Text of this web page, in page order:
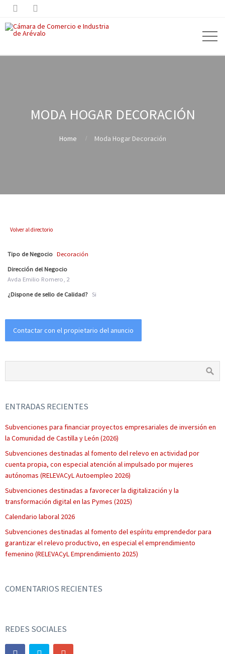
 
MODA HOGAR DECORACIÓN
Home Moda Hogar Decoración
Volver al directorio
Tipo de Negocio Decoración
Dirección del Negocio
Avda Emilio Romero, 2
¿Dispone de sello de Calidad? Si
Contactar con el propietario del anuncio
ENTRADAS RECIENTES
Subvenciones para financiar proyectos empresariales de inversión en
la Comunidad de Castilla y León (2026)
Subvenciones destinadas al fomento del relevo en actividad por
cuenta propia, con especial atención al impulsado por mujeres
autónomas (RELEVACyL Autoempleo 2026)
Subvenciones destinadas a favorecer la digitalización y la
transformación digital en las Pymes (2025)
Calendario laboral 2026
Subvenciones destinadas al fomento del espíritu emprendedor para
garantizar el relevo productivo, en especial el emprendimiento
femenino (RELEVACyL Emprendimiento 2025)
COMENTARIOS RECIENTES
REDES SOCIALES